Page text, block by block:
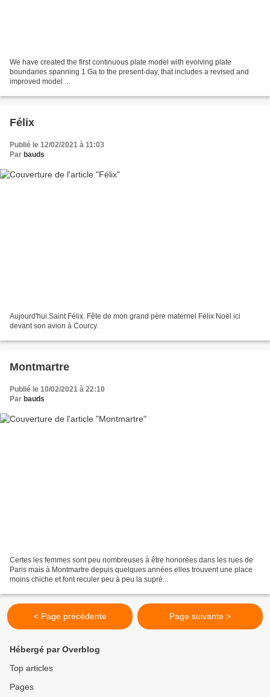
We have created the first continuous plate model with evolving plate
boundaries spanning 1 Ga to the present-day, that includes a revised and
improved model ...
Félix
Publié le 12/02/2021 à 11:03
Par bauds
Aujourd'hui Saint Félix. Fête de mon grand père maternel Félix Noël ici
devant son avion à Courcy.
Montmartre
Publié le 10/02/2021 à 22:10
Par bauds
Certes les femmes sont peu nombreuses à être honorées dans les rues de
Paris mais à Montmartre depuis quelques années elles trouvent une place
moins chiche et font reculer peu à peu la supré...
< Page précédente Page suivante >
Hébergé par Overblog
Top articles
Pages